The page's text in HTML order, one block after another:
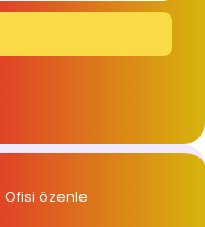
Ofisi özenle